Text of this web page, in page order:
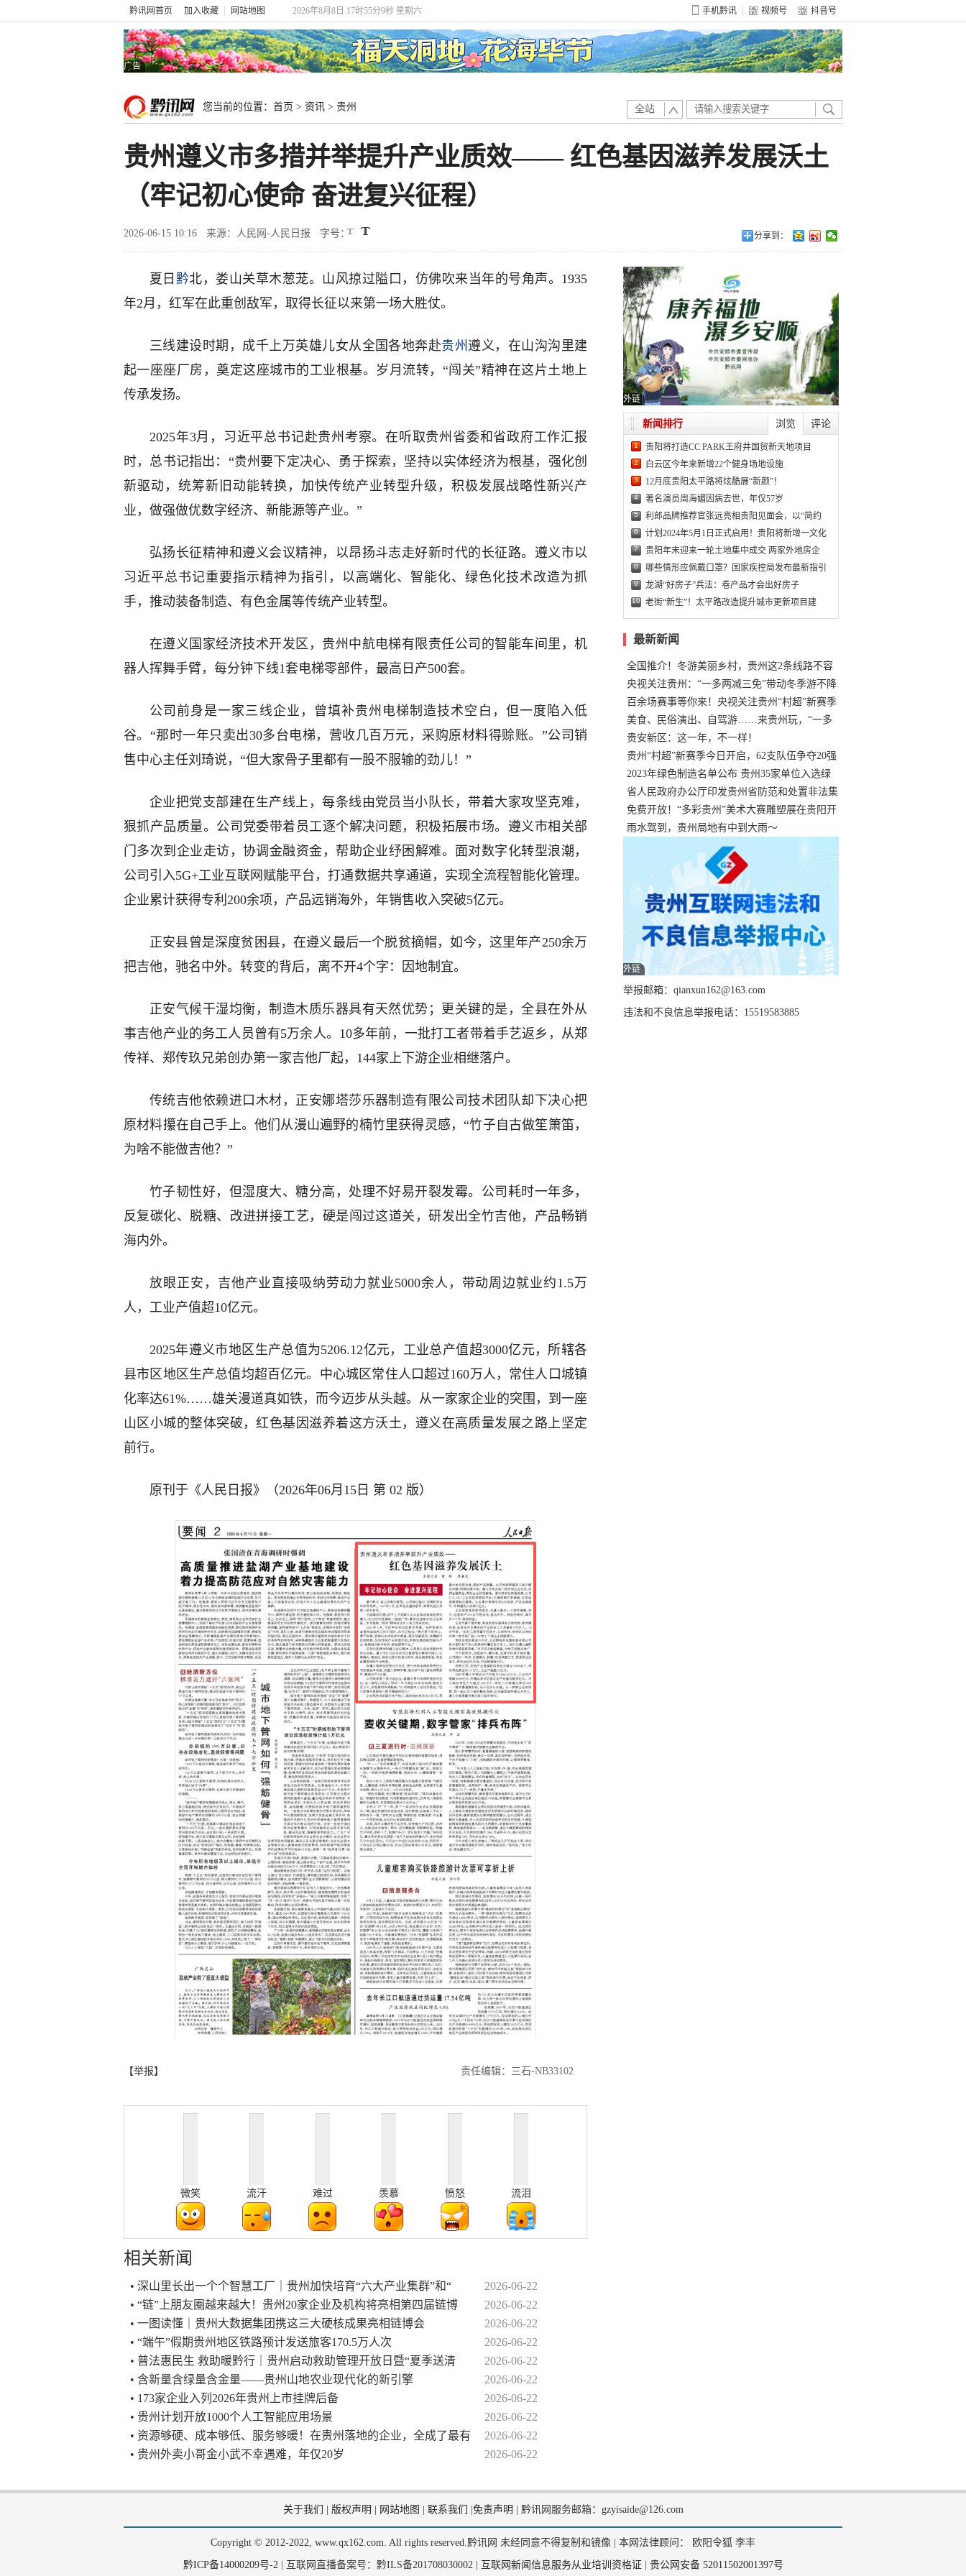
黔讯网首页 加入收藏 网站地图 2026年8月8日 17时55分9秒 星期六 手机黔讯 视频号 抖音号
广告
您当前的位置： 首页 > 资讯 > 贵州 全站
贵州遵义市多措并举提升产业质效—— 红色基因滋养发展沃土
（牢记初心使命 奋进复兴征程）
2026-06-15 10:16 来源：人民网-人民日报 字号： 分享到：
夏日 黔北，娄山关草木葱茏。山风掠过隘口，仿佛吹来当年的号角声。1935
年2月，红军在此重创敌军，取得长征以来第一场大胜仗。
三线建设时期，成千上万英雄儿女从全国各地奔赴贵州遵义，在山沟沟里建
起一座座厂房，奠定这座城市的工业根基。岁月流转，“闯关”精神在这片土地上
传承发扬。
2025年3月，习近平总书记赴贵州考察。在听取贵州省委和省政府工作汇报
时，总书记指出：“贵州要下定决心、勇于探索，坚持以实体经济为根基，强化创
新驱动，统筹新旧动能转换，加快传统产业转型升级，积极发展战略性新兴产
业，做强做优数字经济、新能源等产业。”
弘扬长征精神和遵义会议精神，以昂扬斗志走好新时代的长征路。遵义市以
习近平总书记重要指示精神为指引，以高端化、智能化、绿色化技术改造为抓
手，推动装备制造、有色金属等传统产业转型。
在遵义国家经济技术开发区，贵州中航电梯有限责任公司的智能车间里，机
器人挥舞手臂，每分钟下线1套电梯零部件，最高日产500套。
公司前身是一家三线企业，曾填补贵州电梯制造技术空白，但一度陷入低
谷。“那时一年只卖出30多台电梯，营收几百万元，采购原材料得赊账。”公司销
售中心主任刘琦说，“但大家骨子里都有一股不服输的劲儿！”
企业把党支部建在生产线上，每条线由党员当小队长，带着大家攻坚克难，
狠抓产品质量。公司党委带着员工逐个解决问题，积极拓展市场。遵义市相关部
门多次到企业走访，协调金融资金，帮助企业纾困解难。面对数字化转型浪潮，
公司引入5G+工业互联网赋能平台，打通数据共享通道，实现全流程智能化管理。
企业累计获得专利200余项，产品远销海外，年销售收入突破5亿元。
正安县曾是深度贫困县，在遵义最后一个脱贫摘帽，如今，这里年产250余万
把吉他，驰名中外。转变的背后，离不开4个字：因地制宜。
正安气候干湿均衡，制造木质乐器具有天然优势；更关键的是，全县在外从
事吉他产业的务工人员曾有5万余人。10多年前，一批打工者带着手艺返乡，从郑
传祥、郑传玖兄弟创办第一家吉他厂起，144家上下游企业相继落户。
传统吉他依赖进口木材，正安娜塔莎乐器制造有限公司技术团队却下决心把
原材料攥在自己手上。他们从漫山遍野的楠竹里获得灵感，“竹子自古做笙箫笛，
为啥不能做吉他？”
竹子韧性好，但湿度大、糖分高，处理不好易开裂发霉。公司耗时一年多，
反复碳化、脱糖、改进拼接工艺，硬是闯过这道关，研发出全竹吉他，产品畅销
海内外。
放眼正安，吉他产业直接吸纳劳动力就业5000余人，带动周边就业约1.5万
人，工业产值超10亿元。
2025年遵义市地区生产总值为5206.12亿元，工业总产值超3000亿元，所辖各
县市区地区生产总值均超百亿元。中心城区常住人口超过160万人，常住人口城镇
化率达61%……雄关漫道真如铁，而今迈步从头越。从一家家企业的突围，到一座
山区小城的整体突破，红色基因滋养着这方沃土，遵义在高质量发展之路上坚定
前行。
原刊于《人民日报》（2026年06月15日 第 02 版）
【举报】 责任编辑：三石-NB33102
微笑 流汗 难过 羡慕 愤怒 流泪
相关新闻
• 深山里长出一个个智慧工厂｜贵州加快培育“六大产业集群”和“
2026-06-22
• “链”上朋友圈越来越大！贵州20家企业及机构将亮相第四届链博
2026-06-22
• 一图读懂｜贵州大数据集团携这三大硬核成果亮相链博会
2026-06-22
• “端午”假期贵州地区铁路预计发送旅客170.5万人次
2026-06-22
• 普法惠民生 救助暖黔行｜贵州启动救助管理开放日暨“夏季送清
2026-06-22
• 含新量含绿量含金量——贵州山地农业现代化的新引擎
2026-06-22
• 173家企业入列2026年贵州上市挂牌后备
2026-06-22
• 贵州计划开放1000个人工智能应用场景
2026-06-22
• 资源够硬、成本够低、服务够暖！在贵州落地的企业，全成了最有
2026-06-22
• 贵州外卖小哥金小武不幸遇难，年仅20岁
2026-06-22
外链
浏览 评论
新闻排行
1 贵阳将打造CC PARK王府井国贸新天地项目
2 白云区今年来新增22个健身场地设施
3 12月底贵阳太平路将炫酷展“新颜”！
4 著名演员周海媚因病去世，年仅57岁
5 利郎品牌推荐官张远亮相贵阳见面会，以“简约
6 计划2024年5月1日正式启用！贵阳将新增一文化
7 贵阳年末迎来一轮土地集中成交 两家外地房企
8 哪些情形应佩戴口罩？国家疾控局发布最新指引
9 龙湖“好房子”兵法：卷产品才会出好房子
10 老街“新生”！太平路改造提升城市更新项目建
最新新闻
全国推介！冬游美丽乡村，贵州这2条线路不容
错过
央视关注贵州：“一多两减三免”带动冬季游不降
温
百余场赛事等你来！央视关注贵州“村超”新赛季
正式“打响”
美食、民俗演出、自驾游……来贵州玩，“一多
两减三免”！
贵安新区：这一年，不一样！
贵州“村超”新赛季今日开启，62支队伍争夺20强
名额
2023年绿色制造名单公布 贵州35家单位入选绿
色工厂
省人民政府办公厅印发贵州省防范和处置非法集
资工作实施细则
免费开放！“多彩贵州”美术大赛雕塑展在贵阳开
展，持续至1月19日
雨水驾到，贵州局地有中到大雨～
外链
举报邮箱：qianxun162@163.com
违法和不良信息举报电话：15519583885
关于我们 版权声明 网站地图 联系我们 免责声明 黔讯网服务邮箱：gzyisaide@126.com
Copyright © 2012-2022, www.qx162.com. All rights reserved.黔讯网 未经同意不得复制和镜像 | 本网法律顾问： 欧阳令狐 李丰
黔ICP备14000209号-2| 互联网直播备案号：黔ILS备201708030002 | 互联网新闻信息服务从业培训资格证 贵公网安备 52011502001397号